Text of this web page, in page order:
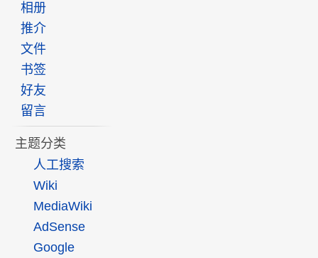
相册
推介
文件
书签
好友
留言
主题分类
人工搜索
Wiki
MediaWiki
AdSense
Google